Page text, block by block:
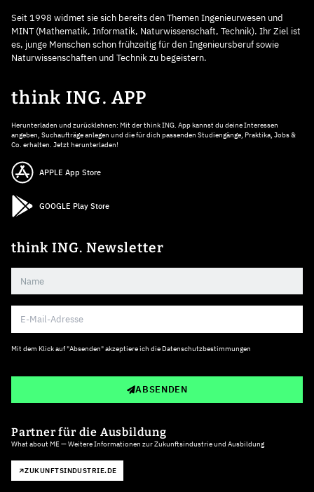
Seit 1998 widmet sie sich bereits den Themen Ingenieurwesen und
MINT (Mathematik, Informatik, Naturwissenschaft, Technik). Ihr Ziel ist
es, junge Menschen schon frühzeitig für den Ingenieursberuf sowie
Naturwissenschaften und Technik zu begeistern.
think ING. APP
Herunterladen und zurücklehnen: Mit der think ING. App kannst du deine Interessen
angeben, Suchaufträge anlegen und die für dich passenden Studiengänge, Praktika, Jobs &
Co. erhalten. Jetzt herunterladen!
APPLE App Store
GOOGLE Play Store
think ING. Newsletter
Mit dem Klick auf "Absenden" akzeptiere ich die Datenschutzbestimmungen
ABSENDEN
Partner für die Ausbildung
What about ME — Weitere Informationen zur Zukunftsindustrie und Ausbildung
ZUKUNFTSINDUSTRIE.DE